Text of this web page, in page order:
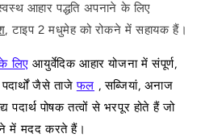
आहार पद्धति अपनाने के लिए
टाइप 2 मधुमेह को रोकने में सहायक हैं।
लिए आयुर्वेदिकआहार योजनामें संपूर्ण,
जैसे ताजे फल , सब्जियां, अनाज
पदार्थ पोषक तत्वों से भरपूर होते हैं जो
में मदद करते हैं।